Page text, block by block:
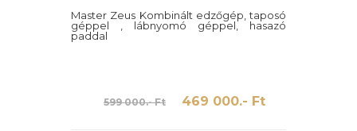
Master Zeus Kombinált edzőgép, taposó
géppel , lábnyomó géppel, hasazó
paddal
599 000.- Ft 469 000.- Ft